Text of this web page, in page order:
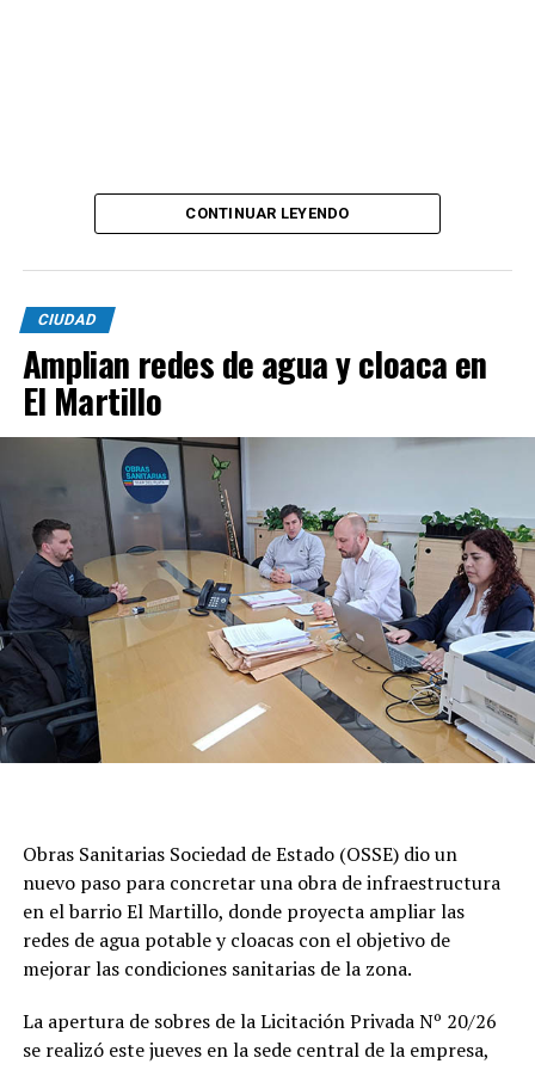
CONTINUAR LEYENDO
CIUDAD
Amplian redes de agua y cloaca en
El Martillo
Obras Sanitarias Sociedad de Estado (OSSE) dio un
nuevo paso para concretar una obra de infraestructura
en el barrio El Martillo, donde proyecta ampliar las
redes de agua potable y cloacas con el objetivo de
mejorar las condiciones sanitarias de la zona.
La apertura de sobres de la Licitación Privada Nº 20/26
se realizó este jueves en la sede central de la empresa,